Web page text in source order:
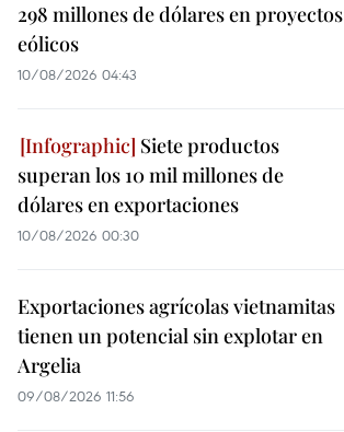
298 millones de dólares en proyectos
eólicos
10/08/2026 04:43
Siete productos
superan los 10 mil millones de
dólares en exportaciones
10/08/2026 00:30
Exportaciones agrícolas vietnamitas
tienen un potencial sin explotar en
Argelia
09/08/2026 11:56